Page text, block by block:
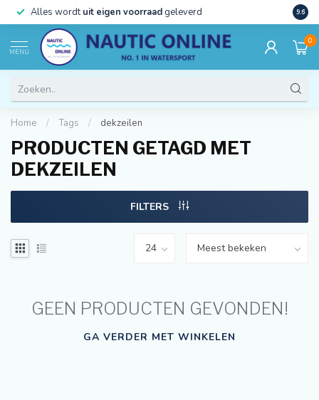
Alles wordtuit eigen voorraad geleverd 9.6
MENU
0
Home / Tags / dekzeilen
PRODUCTEN GETAGD MET
DEKZEILEN
FILTERS
GEEN PRODUCTEN GEVONDEN!
GA VERDER MET WINKELEN